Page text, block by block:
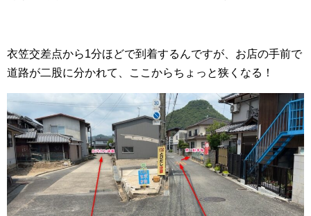
衣笠交差点から1分ほどで到着するんですが、お店の手前で
道路が二股に分かれて、ここからちょっと狭くなる！